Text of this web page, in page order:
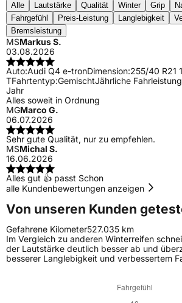
Alle Lautstärke Qualität Winter Grip
Fahrgefühl
Preis-Leistung Langlebigkeit
Bremsleistung
MSMarkus S.
03.08.2026
Auto:Audi Q4 e-tronDimension:255/40 R21
TFahrtentyp:GemischtJährliche
Jahr
Alles soweit in Ordnung
MGMarco G.
06.07.2026
Sehr gute Qualität, nur zu empfehlen.
MSMichal S.
16.06.2026
Alles gut 👍 passt Schon
alle Kundenbewertungen anzeigen
Von unseren Kunden
Gefahrene Kilometer527.035 km
Im Vergleich zu anderen Winterreifen
der Lautstärke deutlich besser ab und
besserer Langlebigkeit und verbessertem